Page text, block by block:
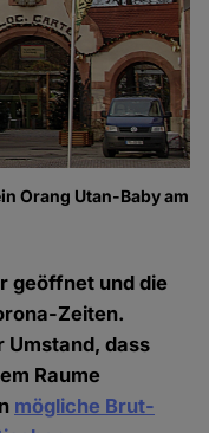
Orang Utan-Baby am
geöffnet und die
Zeiten.
Umstand, dass
Raume
mögliche Brut-